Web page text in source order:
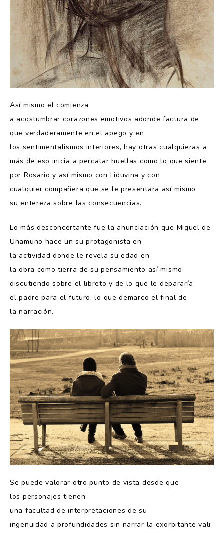
Así mismo el comienza
a acostumbrar corazones emotivos adonde factura de
que verdaderamente en el apego y en
los sentimentalismos interiores, hay otras cualquieras a
más de eso inicia a percatar huellas como lo que siente
por Rosario y así mismo con Liduvina y con
cualquier compañera que se le presentara así mismo
su entereza sobre las consecuencias.
Lo más desconcertante fue la anunciación que Miguel de
Unamuno hace un su protagonista en
la actividad donde le revela su edad en
la obra como tierra de su pensamiento así mismo
discutiendo sobre el libreto y de lo que le depararía
el padre para el futuro, lo que demarco el final de
la narración.
Se puede valorar otro punto de vista desde que
los personajes tienen
una facultad de interpretaciones de su
ingenuidad a profundidades sin narrar la exorbitante vali